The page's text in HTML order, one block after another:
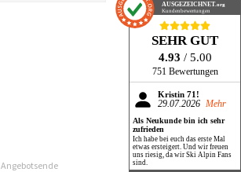
AUSGEZEICHNET.org
Kundenbewertungen
SEHR GUT
4.93 / 5.00
751 Bewertungen
Kristin 71!
29.07.2026 Mehr
Als Neukunde bin ich sehr
zufrieden
Ich habe bei euch das erste Mal
etwas ersteigert. Und wir freuen
uns riesig, da wir Ski Alpin Fans
sind.